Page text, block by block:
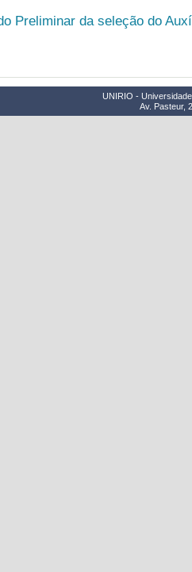
Preliminar da seleção do
UNIRIO -
Av. Pasteur,